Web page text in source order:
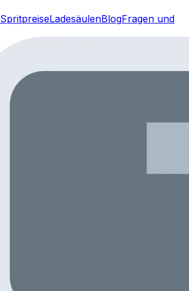
SpritpreiseLadesäulenBlogFragen und